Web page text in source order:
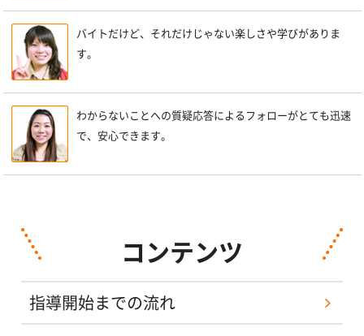
バイトだけど、それだけじゃない楽しさや学びがありま
す。
わからないことへの質疑応答によるフォローがとても迅速
で、安心できます。
コンテンツ
指導開始までの流れ